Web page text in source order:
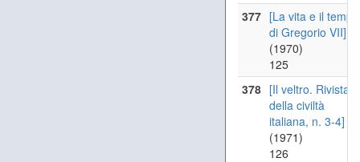
377 [La vita e il tempo
di Gregorio VII]
(1970)
125
378 [Il veltro. Rivista
della civiltà
italiana, n. 3-4]
(1971)
126